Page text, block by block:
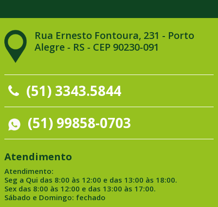
Rua Ernesto Fontoura, 231 - Porto
Alegre - RS - CEP 90230-091
(51) 3343.5844
(51) 99858-0703
Atendimento
Atendimento:
Seg a Qui das 8:00 às 12:00 e das 13:00 às 18:00.
Sex das 8:00 às 12:00 e das 13:00 às 17:00.
Sábado e Domingo: fechado